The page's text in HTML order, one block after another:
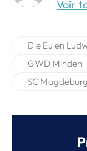
Voir
Die Eulen
GWD Minden
SC Magdeburg